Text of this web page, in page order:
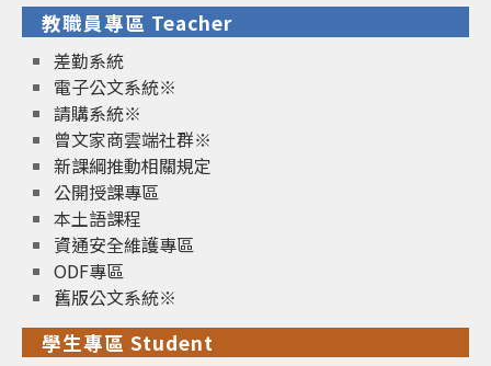
教職員專區 Teacher
差勤系統
電子公文系統※
請購系統※
曾文家商雲端社群※
新課綱推動相關規定
公開授課專區
本土語課程
資通安全維護專區
ODF專區
舊版公文系統※
學生專區 Student